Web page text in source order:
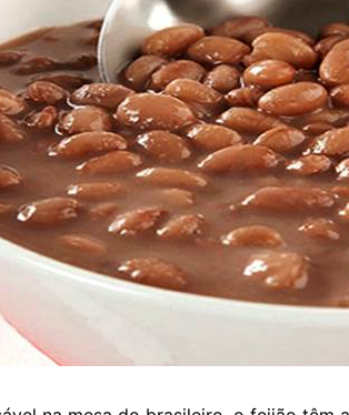
Goiânia
Guarinos
Hidrolina
Ipiranga de Goiás
Itaberaí
Itaguaru
Itapuranga
Jaraguá
Jataí